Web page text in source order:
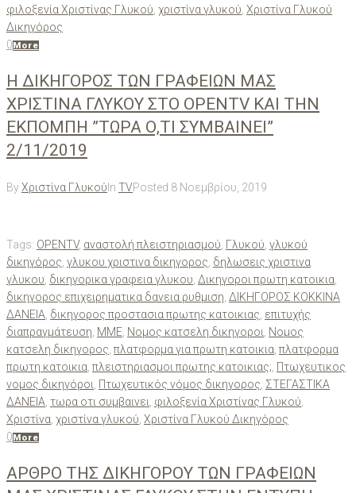
φιλοξενία Χριστίνας Γλυκού χριστίνα γλυκού Χριστίνα Γλυκού
Δικηγόρος
0 More
Η ΔΙΚΗΓΟΡΟΣ ΤΩΝ ΓΡΑΦΕΙΩΝ ΜΑΣ
ΧΡΙΣΤΙΝΑ ΓΛΥΚΟΥ ΣΤΟ OPENTV ΚΑΙ ΤΗΝ
ΕΚΠΟΜΠΗ ”ΤΩΡΑ Ο,ΤΙ ΣΥΜΒΑΙΝΕΙ”
2/11/2019
ByΧριστίνα Γλυκού In TVPosted 8 Νοεμβρίου, 2019
Tags: OPENTV, αναστολή πλειστηριασμού Γλυκού γλυκού
δικηγόρος γλυκου χριστινα δικηγορος δηλωσεις χριστινα
γλυκου δικηγορικα γραφεια γλυκου Δικηγοροι πρωτη κατοικια
δικηγορος επιχειρηματικα δανεια ρυθμιση ΔΙΚΗΓΟΡΟΣ ΚΟΚΚΙΝΑ
ΔΑΝΕΙΑ δικηγορος προστασια πρωτης κατοικιας επιτυχής
διαπραγμάτευση ΜΜΕ Νομος κατσελη δικηγοροι
Νομος
κατσελη δικηγορος πλατφορμα για πρωτη κατοικια πλατφορμα
πρωτη κατοικια πλειστηριασμοι πρωτης κατοικιας; Πτωχευτικος
νομος δικηγόροι
Πτωχευτικός νόμος δικηγορος ΣΤΕΓΑΣΤΙΚΑ
ΔΑΝΕΙΑ τωρα οτι συμβαινει φιλοξενία Χριστίνας Γλυκού
Χριστίνα χριστίνα γλυκού Χριστίνα Γλυκού Δικηγόρος
0 More
ΑΡΘΡΟ ΤΗΣ ΔΙΚΗΓΟΡΟΥ ΤΩΝ ΓΡΑΦΕΙΩΝ